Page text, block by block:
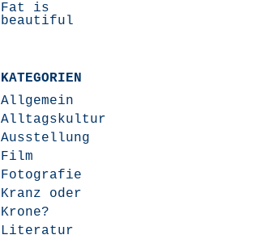
Fat is
beautiful
KATEGORIEN
Allgemein
Alltagskultur
Ausstellung
Film
Fotografie
Kranz oder
Krone?
Literatur